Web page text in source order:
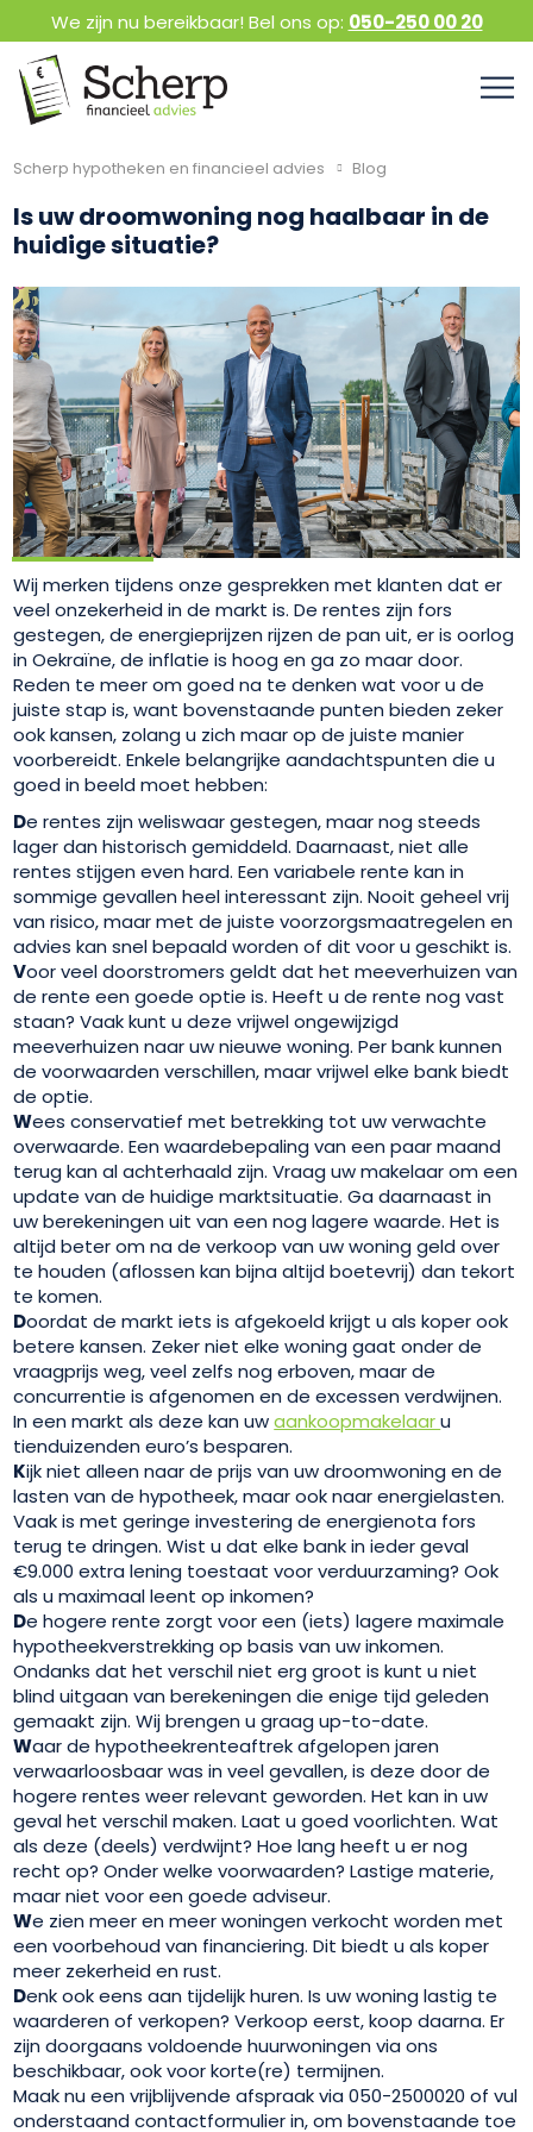
We zijn nu bereikbaar! Bel ons op: 050-250 00 20
Scherp hypotheken en financieel advies Blog
Is uw droomwoning nog haalbaar in de
huidige situatie?
Wij merken tijdens onze gesprekken met klanten dat er
veel onzekerheid in de markt is. De rentes zijn fors
gestegen, de energieprijzen rijzen de pan uit, er is oorlog
in Oekraïne, de inflatie is hoog en ga zo maar door.
Reden te meer om goed na te denken wat voor u de
juiste stap is, want bovenstaande punten bieden zeker
ook kansen, zolang u zich maar op de juiste manier
voorbereidt. Enkele belangrijke aandachtspunten die u
goed in beeld moet hebben:
De rentes zijn weliswaar gestegen, maar nog steeds
lager dan historisch gemiddeld. Daarnaast, niet alle
rentes stijgen even hard. Een variabele rente kan in
sommige gevallen heel interessant zijn. Nooit geheel vrij
van risico, maar met de juiste voorzorgsmaatregelen en
advies kan snel bepaald worden of dit voor u geschikt is.
Voor veel doorstromers geldt dat het meeverhuizen van
de rente een goede optie is. Heeft u de rente nog vast
staan? Vaak kunt u deze vrijwel ongewijzigd
meeverhuizen naar uw nieuwe woning. Per bank kunnen
de voorwaarden verschillen, maar vrijwel elke bank biedt
de optie.
Wees conservatief met betrekking tot uw verwachte
overwaarde. Een waardebepaling van een paar maand
terug kan al achterhaald zijn. Vraag uw makelaar om een
update van de huidige marktsituatie. Ga daarnaast in
uw berekeningen uit van een nog lagere waarde. Het is
altijd beter om na de verkoop van uw woning geld over
te houden (aflossen kan bijna altijd boetevrij) dan tekort
te komen.
Doordat de markt iets is afgekoeld krijgt u als koper ook
betere kansen. Zeker niet elke woning gaat onder de
vraagprijs weg, veel zelfs nog erboven, maar de
concurrentie is afgenomen en de excessen verdwijnen.
In een markt als deze kan uwaankoopmakelaaru
tienduizenden euro’s besparen.
Kijk niet alleen naar de prijs van uw droomwoning en de
lasten van de hypotheek, maar ook naar energielasten.
Vaak is met geringe investering de energienota fors
terug te dringen. Wist u dat elke bank in ieder geval
€9.000 extra lening toestaat voor verduurzaming? Ook
als u maximaal leent op inkomen?
De hogere rente zorgt voor een (iets) lagere maximale
hypotheekverstrekking op basis van uw inkomen.
Ondanks dat het verschil niet erg groot is kunt u niet
blind uitgaan van berekeningen die enige tijd geleden
gemaakt zijn. Wij brengen u graag up-to-date.
Waar de hypotheekrenteaftrek afgelopen jaren
verwaarloosbaar was in veel gevallen, is deze door de
hogere rentes weer relevant geworden. Het kan in uw
geval het verschil maken. Laat u goed voorlichten. Wat
als deze (deels) verdwijnt? Hoe lang heeft u er nog
recht op? Onder welke voorwaarden? Lastige materie,
maar niet voor een goede adviseur.
We zien meer en meer woningen verkocht worden met
een voorbehoud van financiering. Dit biedt u als koper
meer zekerheid en rust.
Denk ook eens aan tijdelijk huren. Is uw woning lastig te
waarderen of verkopen? Verkoop eerst, koop daarna. Er
zijn doorgaans voldoende huurwoningen via ons
beschikbaar, ook voor korte(re) termijnen.
Maak nu een vrijblijvende afspraak via 050-2500020 of vul
onderstaand contactformulier in, om bovenstaande toe